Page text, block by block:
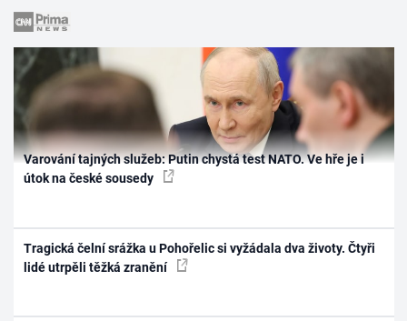
Varování tajných služeb: Putin chystá test NATO. Ve hře je i
útok na české sousedy
Tragická čelní srážka u Pohořelic si vyžádala dva životy. Čtyři
lidé utrpěli těžká zranění